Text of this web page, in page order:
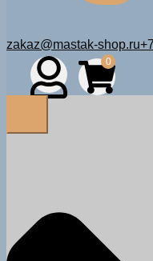
zakaz@mastak-shop.ru
0